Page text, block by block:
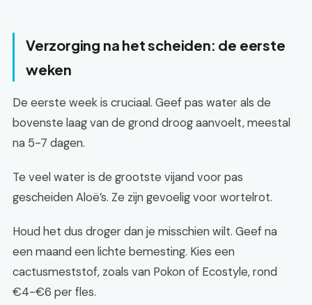
Verzorging na het scheiden: de eerste
weken
De eerste week is cruciaal. Geef pas water als de
bovenste laag van de grond droog aanvoelt, meestal
na 5-7 dagen.
Te veel water is de grootste vijand voor pas
gescheiden Aloë’s. Ze zijn gevoelig voor wortelrot.
Houd het dus droger dan je misschien wilt. Geef na
een maand een lichte bemesting. Kies een
cactusmeststof, zoals van Pokon of Ecostyle, rond
€4-€6 per fles.